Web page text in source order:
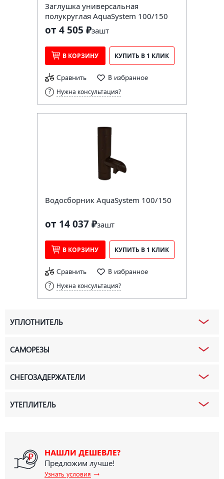
Заглушка универсальная
полукруглая AquaSystem 100/150
от 4 505 ₽зашт
В КОРЗИНУ КУПИТЬ В 1 КЛИК
Сравнить В избранное
Нужна консультация?
Водосборник AquaSystem 100/150
от 14 037 ₽зашт
В КОРЗИНУ КУПИТЬ В 1 КЛИК
Сравнить В избранное
Нужна консультация?
УПЛОТНИТЕЛЬ
САМОРЕЗЫ
СНЕГОЗАДЕРЖАТЕЛИ
УТЕПЛИТЕЛЬ
НАШЛИ ДЕШЕВЛЕ?
Предложим лучше!
Узнать условия →